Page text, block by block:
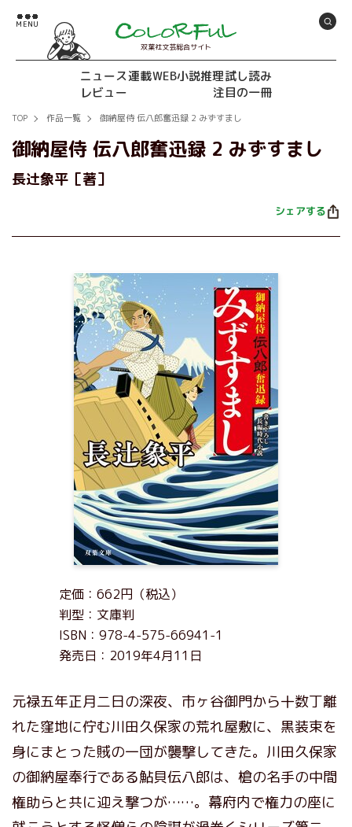
双葉社文芸総合サイト
ニュース連載WEB小説推理試し読み
レビュー
注目の一冊
TOP 作品一覧 御納屋侍 伝八郎奮迅録 2 みずすまし
御納屋侍 伝八郎奮迅録 2 みずすまし
長辻象平［著］
シェアする
定価：662円（税込）
判型：文庫判
ISBN：978-4-575-66941-1
発売日：2019年4月11日
元禄五年正月二日の深夜、市ヶ谷御門から十数丁離
れた窪地に佇む川田久保家の荒れ屋敷に、黒装束を
身にまとった賊の一団が襲撃してきた。川田久保家
の御納屋奉行である鮎貝伝八郎は、槍の名手の中間
権助らと共に迎え撃つが……。幕府内で権力の座に